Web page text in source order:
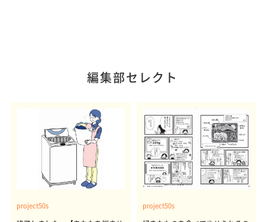
編集部セレクト
project50s project50s